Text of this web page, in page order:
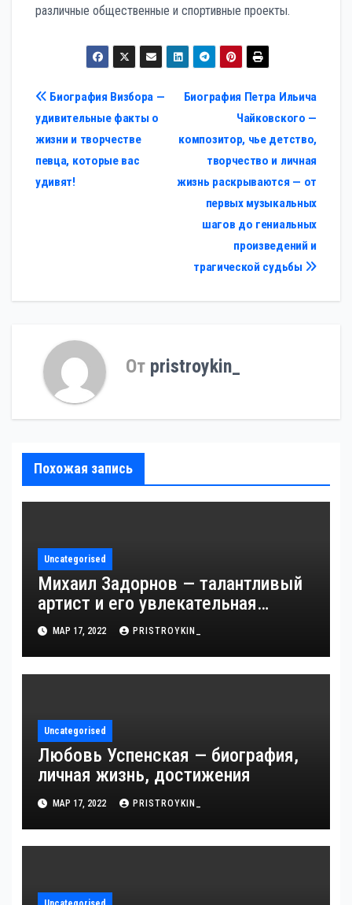
различные общественные и спортивные проекты.
Навигация
по
записям
Биография Петра Ильича
Чайковского —
композитор, чье детство,
творчество и личная
жизнь раскрываются — от
первых музыкальных
шагов до гениальных
произведений и
трагической судьбы
Биография Визбора —
удивительные факты о
жизни и творчестве
певца, которые вас
удивят!
От pristroykin_
Похожая запись
Uncategorised
Михаил Задорнов — талантливый
артист и его увлекательная
биография — выдающиеся
достижения, известность и
интересные факты из личной
жизни!
МАР 17, 2022 PRISTROYKIN_
Uncategorised
Любовь Успенская — биография,
личная жизнь, достижения
МАР 17, 2022 PRISTROYKIN_